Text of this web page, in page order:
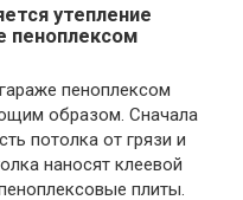
утепление
пеноплексом
пеноплексом
образом. Сначала
потолка от грязи и
наносят клеевой
плиты.